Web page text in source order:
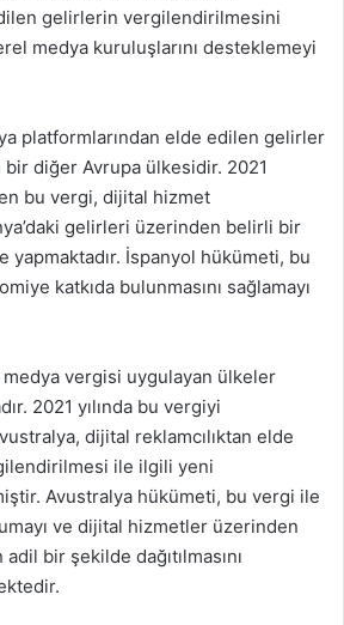
gelirlerin vergilendirilmesini
medya kuruluşlarını desteklemeyi
platformlarından elde edilen gelirler
diğer Avrupa ülkesidir. 2021
bu vergi, dijital hizmet
gelirleri üzerinden belirli bir
yapmaktadır. İspanyol hükümeti, bu
katkıda bulunmasını sağlamayı
vergisi uygulayan ülkeler
2021 yılında bu vergiyi
dijital reklamcılıktan elde
ile ilgili yeni
Avustralya hükümeti, bu vergi ile
ve dijital hizmetler üzerinden
bir şekilde dağıtılmasını